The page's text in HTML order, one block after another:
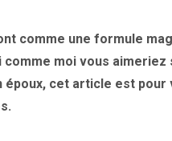
comme une formule
moi vous aimeriez
époux, cet article est pour